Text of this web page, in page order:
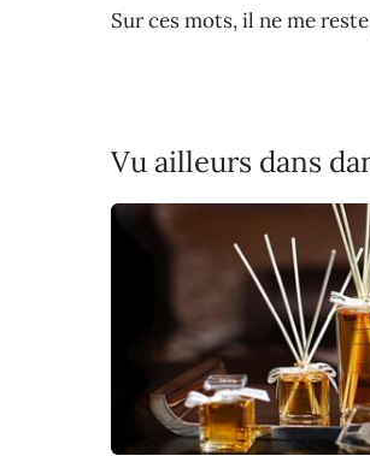
Sur ces mots, il ne me
Vu ailleurs dans